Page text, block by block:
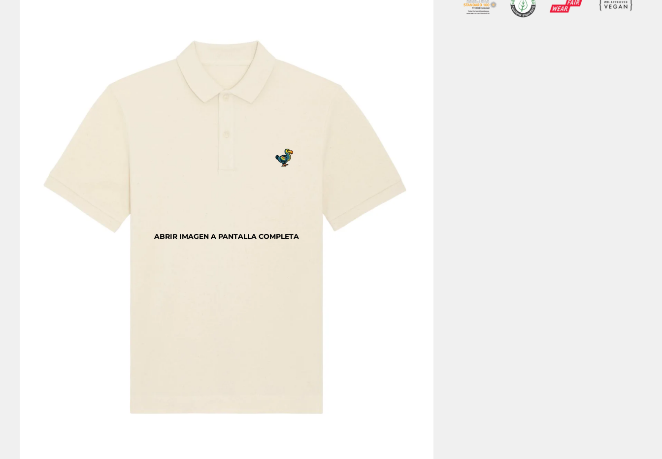
ABRIR IMAGEN A PANTALLA COMPLETA